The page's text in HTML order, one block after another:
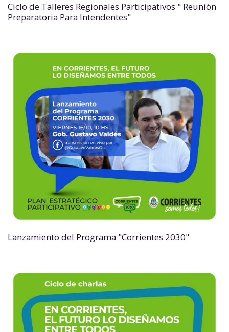
Ciclo de Talleres Regionales Participativos " Reunión
Preparatoria Para Intendentes"
Lanzamiento del Programa "Corrientes 2030"